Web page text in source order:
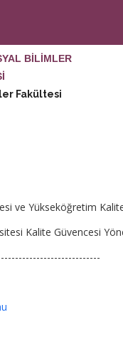
BİLİMLER
Fakültesi
ve Yükseköğretim
Kalite Güvencesi